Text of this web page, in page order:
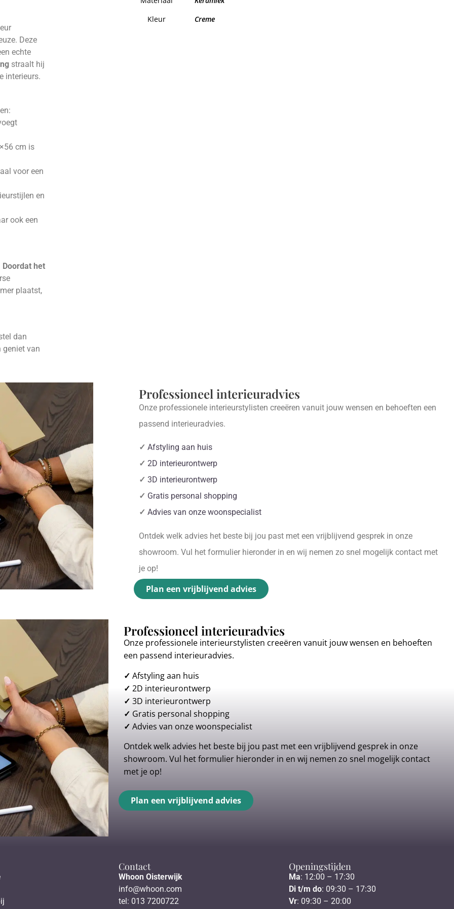
Deze
echte
straalt hij
interieurs.
cm is
voor een
en
ook een
Doordat het
plaatst,
dan
geniet van
Kleur
Creme
Professioneel interieuradvies
Onze professionele interieurstylisten creeëren vanuit jouw wensen en behoeften een
passend interieuradvies.
✓ Afstyling aan huis
✓ 2D interieurontwerp
✓ 3D interieurontwerp
✓ Gratis personal shopping
✓ Advies van onze woonspecialist
Ontdek welk advies het beste bij jou past met een vrijblijvend gesprek in onze
showroom. Vul het formulier hieronder in en wij nemen zo snel mogelijk contact met
je op!
Plan een vrijblijvend advies
Professioneel interieuradvies
Onze professionele interieurstylisten creeëren vanuit jouw wensen en behoeften
een passend interieuradvies.
✓ Afstyling aan huis
✓ 2D interieurontwerp
✓ 3D interieurontwerp
✓ Gratis personal shopping
✓ Advies van onze woonspecialist
Ontdek welk advies het beste bij jou past met een vrijblijvend gesprek in onze
showroom. Vul het formulier hieronder in en wij nemen zo snel mogelijk contact
met je op!
Plan een vrijblijvend advies
Contact
Whoon Oisterwijk
info@whoon.com
tel: 013 7200722
Openingstijden
Ma: 12:00 – 17:30
Di t/m do: 09:30 – 17:30
Vr: 09:30 – 20:00